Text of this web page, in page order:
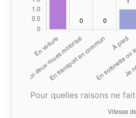
Pour quelles raisons ne